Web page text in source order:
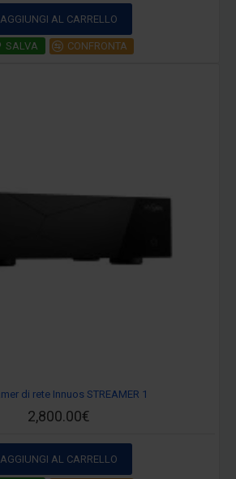
AGGIUNGI AL CARRELLO
SALVA CONFRONTA
di rete Innuos STREAMER 1
2,800.00€
AGGIUNGI AL CARRELLO